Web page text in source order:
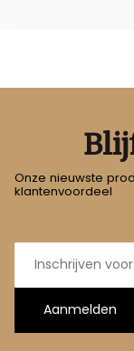
Onze nieuwste
klantenvoordeel
E-
mailadres
Aanmelden